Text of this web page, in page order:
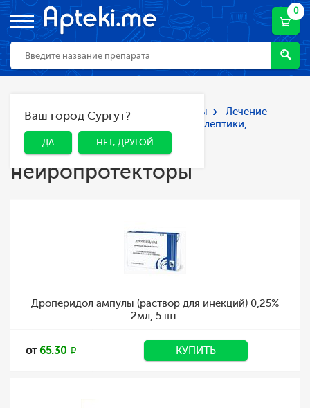
0
ДА НЕТ, ДРУГОЙ
Ваш город Сургут?
ДА НЕТ, ДРУГОЙ
Главная Каталог Лекарства и БАДы
Лечение
неврологических нарушений
Нейролептики,
нейропротекторы
Нейролептики,
нейропротекторы
Дроперидол ампулы (раствор для инекций) 0,25%
2мл, 5 шт.
от65.30 КУПИТЬ